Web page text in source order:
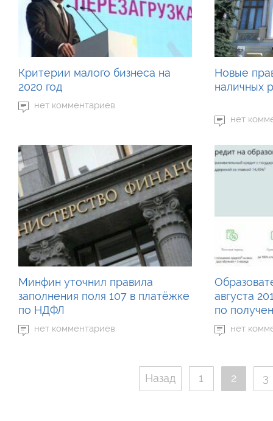
Критерии малого бизнеса на
2020 год
нет комментариев
Новые
наличных
нет
Минфин уточнил правила
заполнения поля 107 в платёжке
по НДФЛ
нет комментариев
августа
по
нет
Назад 1 2 3